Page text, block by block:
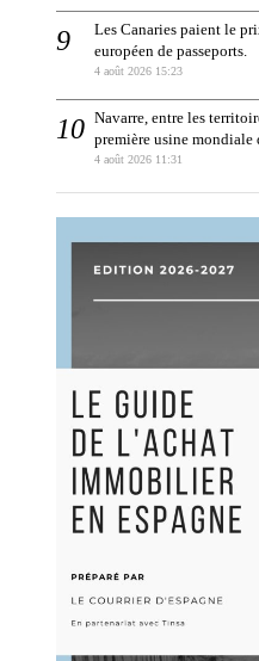
Les Canaries paient le
européen de passeports.
4 août 2026 15:23
Navarre, entre les
première usine mondiale
4 août 2026 11:31